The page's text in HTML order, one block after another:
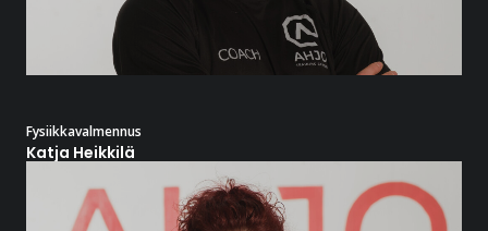
Fysiikkavalmennus
Katja Heikkilä